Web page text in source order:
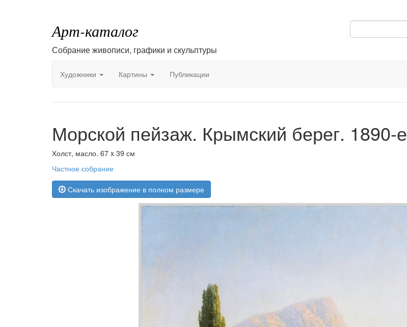
Арт-каталог
Собрание живописи, графики и скульптуры
Художники Картины Публикации
Морской пейзаж. Крымский берег. 1890-е
Холст, масло. 67 x 39 см
Частное собрание
Скачать изображение в полном размере